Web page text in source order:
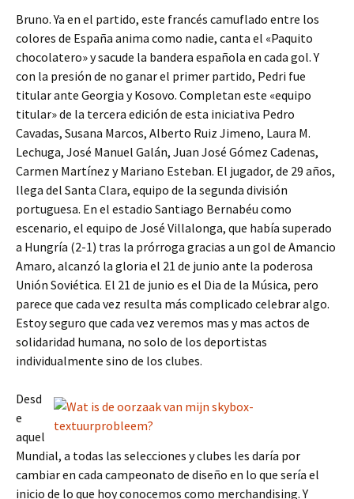
Bruno. Ya en el partido, este francés camuflado entre los
colores de España anima como nadie, canta el «Paquito
chocolatero» y sacude la bandera española en cada gol. Y
con la presión de no ganar el primer partido, Pedri fue
titular ante Georgia y Kosovo. Completan este «equipo
titular» de la tercera edición de esta iniciativa Pedro
Cavadas, Susana Marcos, Alberto Ruiz Jimeno, Laura M.
Lechuga, José Manuel Galán, Juan José Gómez Cadenas,
Carmen Martínez y Mariano Esteban. El jugador, de 29 años,
llega del Santa Clara, equipo de la segunda división
portuguesa. En el estadio Santiago Bernabéu como
escenario, el equipo de José Villalonga, que había superado
a Hungría (2-1) tras la prórroga gracias a un gol de Amancio
Amaro, alcanzó la gloria el 21 de junio ante la poderosa
Unión Soviética. El 21 de junio es el Dia de la Música, pero
parece que cada vez resulta más complicado celebrar algo.
Estoy seguro que cada vez veremos mas y mas actos de
solidaridad humana, no solo de los deportistas
individualmente sino de los clubes.
Desd
e
aquel
Mundial, a todas las selecciones y clubes les daría por
cambiar en cada campeonato de diseño en lo que sería el
inicio de lo que hoy conocemos como merchandising. Y